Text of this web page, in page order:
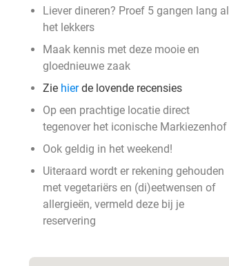
Liever dineren? Proef 5 gangen lang al
het lekkers
Maak kennis met deze mooie en
gloednieuwe zaak
Zie hierde lovende recensies
Op een prachtige locatie direct
tegenover het iconische Markiezenhof
Ook geldig in het weekend!
Uiteraard wordt er rekening gehouden
met vegetariërs en (di)eetwensen of
allergieën, vermeld deze bij je
reservering